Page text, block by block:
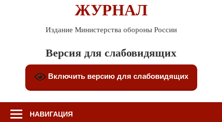
ЖУРНАЛ
Издание Министерства обороны России
Версия для слабовидящих
Включить версию для слабовидящих
НАВИГАЦИЯ